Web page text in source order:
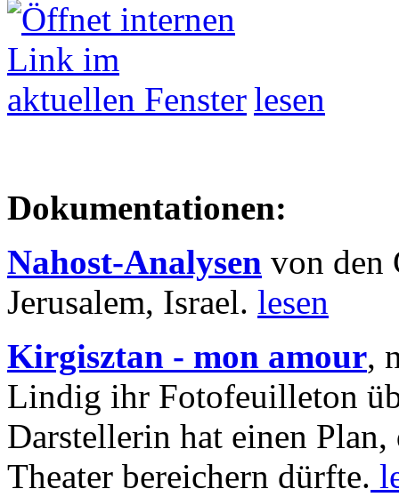
lesen
Dokumentationen:
Nahost-Analysen von den
Jerusalem, Israel. lesen
Kirgisztan - mon amour,
Lindig ihr Fotofeuilleton
Darstellerin hat einen Plan,
Theater bereichern dürfte.